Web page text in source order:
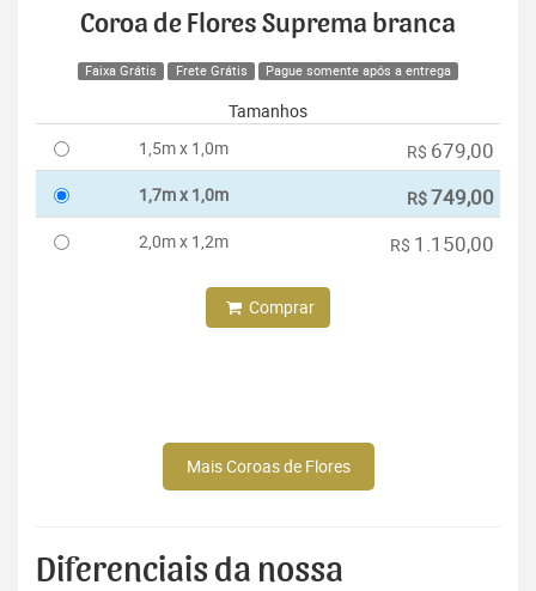
Coroa de Flores Suprema branca
Faixa Grátis Frete Grátis Pague somente após a entrega
Tamanhos
1,5m x 1,0m
R$ 679,00
1,7m x 1,0m R$749,00
2,0m x 1,2m R$ 1.150,00
Comprar
Mais Coroas de Flores
Diferenciais da nossa